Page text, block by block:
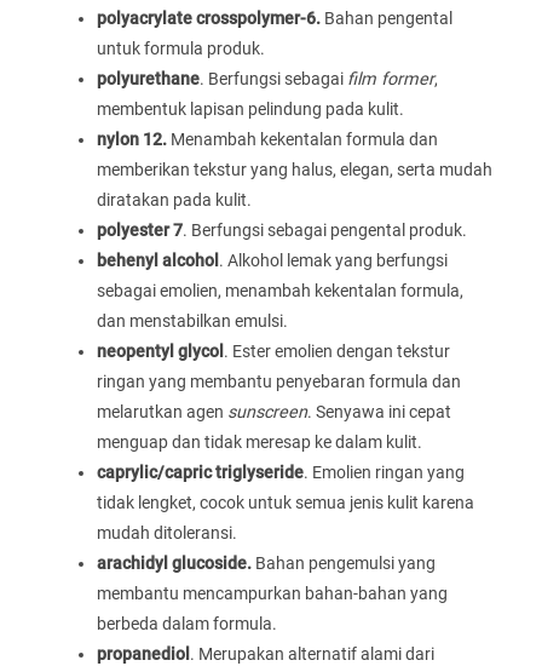
polyacrylate crosspolymer-6. Bahan pengental
untuk formula produk.
polyurethane. Berfungsi sebagai film former,
membentuk lapisan pelindung pada kulit.
nylon 12. Menambah kekentalan formula dan
memberikan tekstur yang halus, elegan, serta mudah
diratakan pada kulit.
polyester 7. Berfungsi sebagai pengental produk.
behenyl alcohol . Alkohol lemak yang berfungsi
sebagai emolien, menambah kekentalan formula,
dan menstabilkan emulsi.
neopentyl glycol . Ester emolien dengan tekstur
ringan yang membantu penyebaran formula dan
melarutkan agen sunscreen. Senyawa ini cepat
menguap dan tidak meresap ke dalam kulit.
caprylic/capric triglyseride. Emolien ringan yang
tidak lengket, cocok untuk semua jenis kulit karena
mudah ditoleransi.
arachidyl glucoside. Bahan pengemulsi yang
membantu mencampurkan bahan-bahan yang
berbeda dalam formula.
propanediol . Merupakan alternatif alami dari